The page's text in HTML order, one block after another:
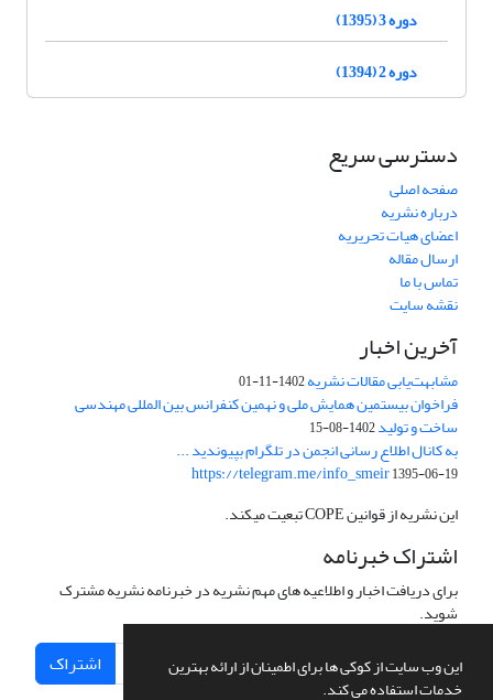
این وب سایت از کوکی ها برای اطمینان از ارائه بهترین
خدمات استفاده می کند.
دوره 3 (1395)
دوره 2 (1394)
دسترسی سریع
صفحه اصلی
درباره نشریه
اعضای هیات تحریریه
ارسال مقاله
تماس با ما
نقشه سایت
آخرین اخبار
مشابهت‌یابی مقالات نشریه1402-11-01
فراخوان بیستمین همایش ملی و نهمین کنفرانس بین المللی مهندسی
ساخت و تولید1402-08-15
به کانال اطلاع رسانی انجمن در تلگرام بپیوندید ...
https://telegram.me/info_smeir1395-06-19
این نشریه از قوانین COPE تبعیت میکند.
اشتراک خبرنامه
برای دریافت اخبار و اطلاعیه های مهم نشریه در خبرنامه نشریه مشترک
شوید.
اشتراک